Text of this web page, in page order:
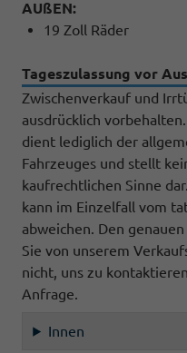
AUßEN:
19 Zoll Räder
Tageszulassung vor
Zwischenverkauf und
ausdrücklich
dient lediglich der
Fahrzeuges und stellt
kaufrechtlichen Sinne
kann im Einzelfall vom
abweichen. Den
Sie von unserem
nicht, uns zu
Anfrage.
Innen